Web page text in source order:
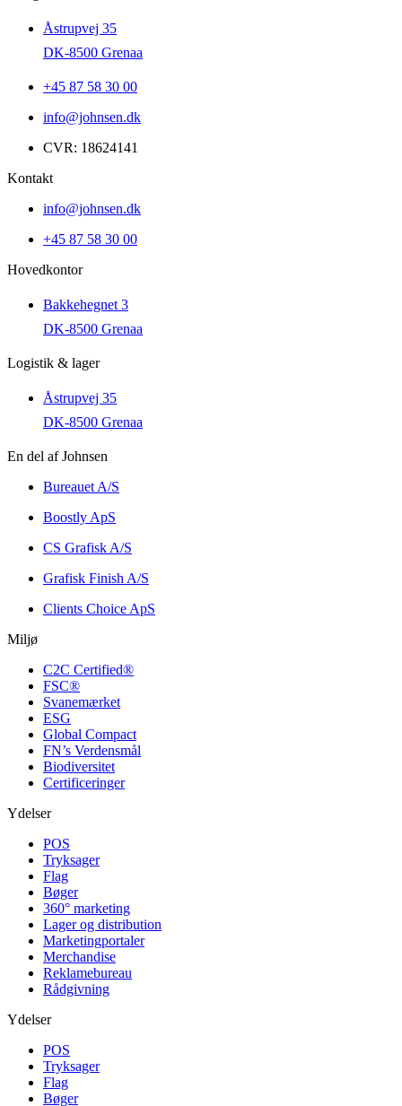
Åstrupvej 35
DK-8500 Grenaa
+45 87 58 30 00
info@johnsen.dk
CVR: 18624141
Kontakt
info@johnsen.dk
+45 87 58 30 00
Hovedkontor
Bakkehegnet 3
DK-8500 Grenaa
Logistik & lager
Åstrupvej 35
DK-8500 Grenaa
En del af Johnsen
Bureauet A/S
Boostly ApS
CS Grafisk A/S
Grafisk Finish A/S
Clients Choice ApS
Miljø
C2C Certified®
FSC®
Svanemærket
ESG
Global Compact
FN’s Verdensmål
Biodiversitet
Certificeringer
Ydelser
POS
Tryksager
Flag
Bøger
360° marketing
Lager og distribution
Marketing­portaler
Merchandise
Reklamebureau
Rådgivning
Ydelser
POS
Tryksager
Flag
Bøger